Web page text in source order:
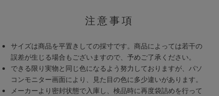
注意事項
サイズは商品を平置きしての採寸です。商品によっては若干の
誤差が生じる場合もございますので、予めご了承ください。
できる限り実物と同じ色になるよう努力しておりますが、パソ
コンモニター画面により、見た目の色に多少違いがあります。
メーカーより密封状態で入庫し、検品時に再度袋詰めを行って